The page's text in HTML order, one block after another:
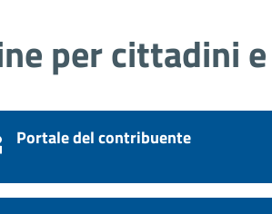
per cittadini
Portale del contribuente